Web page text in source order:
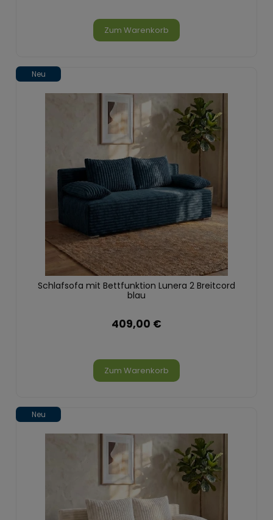
Zum Warenkorb
Schlafsofa mit Bettfunktion Lunera 2 Breitcord
blau
409,00 €
Zum Warenkorb
Neu
Neu